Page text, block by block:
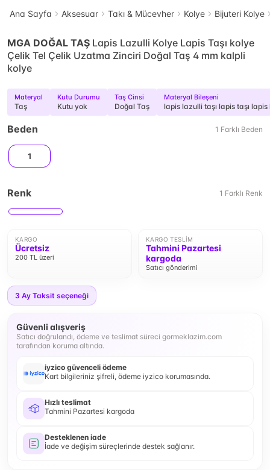
Ana Sayfa Aksesuar Takı & Mücevher Kolye Bijuteri Kolye
MGA DOĞAL TAŞ Lapis Lazulli Kolye Lapis Taşı kolye
Çelik Tel Çelik Uzatma Zinciri Doğal Taş 4 mm kalpli
kolye
Materyal
Taş
Kutu Durumu
Kutu yok
Taş Cinsi
Doğal Taş
Materyal Bileşeni
lapis lazulli taşı lapis taşı
Beden 1 Farklı Beden
1
Renk 1 Farklı Renk
KARGO
Ücretsiz
200 TL üzeri
KARGO TESLIM
Tahmini Pazartesi
kargoda
Satıcı gönderimi
3 Ay Taksit seçeneği
Güvenli alışveriş
Satıcı doğrulandı, ödeme ve teslimat süreci gormeklazim.com
tarafından koruma altında.
iyzico güvenceli ödeme
Kart bilgileriniz şifreli, ödeme iyzico korumasında.
Hızlı teslimat
Tahmini Pazartesi kargoda
Desteklenen iade
İade ve değişim süreçlerinde destek sağlanır.